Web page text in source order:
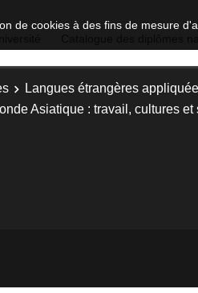
de cookies à des fins de mesure
Langues étrangères
Asiatique : travail, cultures